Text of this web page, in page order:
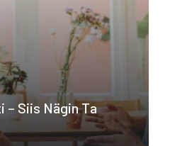
– Siis Nägin Ta